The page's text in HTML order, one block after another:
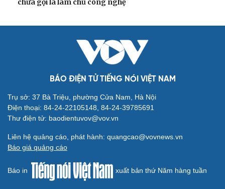
phải đo được kết quả thực chất
Bộ Chính trị: Giải thể hội quần chúng hoạt động kém
phòng chống vũ khí hủy diệt hàng loạt
Luật Phòng, chống phổ biến vũ khí hủy diệt hàng loạt
Đánh giá cán bộ bằng KPI: Cần gắn năng lực thực chất
Giảm thủ tục và điều kiện phải đi kèm các công cụ quản